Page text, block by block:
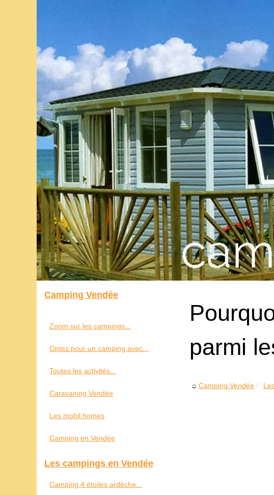
parmi
Camping Vendée
Camping Vendée
Zoom sur les campings...
Optez pour un camping avec...
Toutes les activités...
Caravaning Vendée
Les mobil homes
Camping en Vendée
Les campings en Vendée
Camping 4 étoiles ardèche...